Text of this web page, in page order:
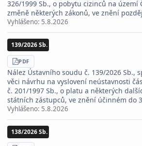
326/1999 Sb., o pobytu cizinců na území
změně některých zákonů, ve znění
Vyhlášeno: 5.8.2026
139/2026 Sb.
STÁHNOUT
PDF
Nález Ústavního soudu č. 139/2026 Sb.,
věci návrhu na vyslovení neústavnosti
č. 201/1997 Sb., o platu a některých
státních zástupců, ve znění účinném do
Vyhlášeno: 5.8.2026
138/2026 Sb.